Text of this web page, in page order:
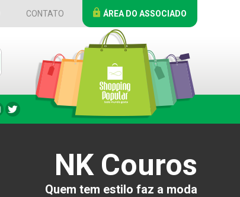
CONTATO ÁREA DO ASSOCIADO
NK Couros
Quem tem estilo faz a moda